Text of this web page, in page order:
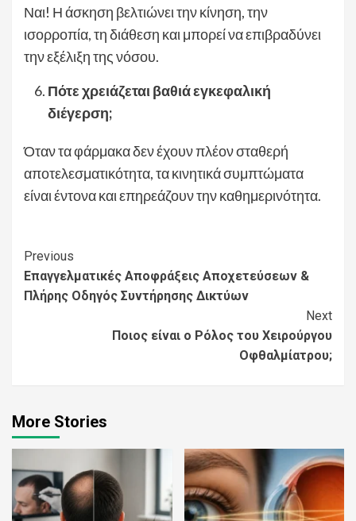
Ναι! Η άσκηση βελτιώνει την κίνηση, την
ισορροπία, τη διάθεση και μπορεί να επιβραδύνει
την εξέλιξη της νόσου.
Πότε χρειάζεται βαθιά εγκεφαλική
διέγερση;
Όταν τα φάρμακα δεν έχουν πλέον σταθερή
αποτελεσματικότητα, τα κινητικά συμπτώματα
είναι έντονα και επηρεάζουν την καθημερινότητα.
Continue
Reading
Previous
Επαγγελματικές Αποφράξεις Αποχετεύσεων &
Πλήρης Οδηγός Συντήρησης Δικτύων
Next
Ποιος είναι ο Ρόλος του Χειρούργου
Οφθαλμίατρου;
More Stories